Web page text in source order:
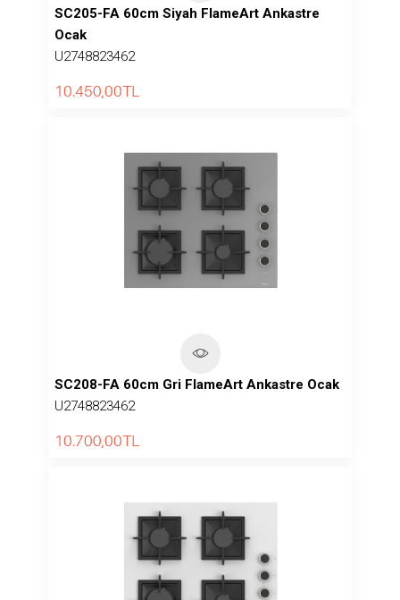
SC205-FA 60cm Siyah FlameArt Ankastre
Ocak
U2748823462
10.450,00TL
SC208-FA 60cm Gri FlameArt Ankastre Ocak
U2748823462
10.700,00TL